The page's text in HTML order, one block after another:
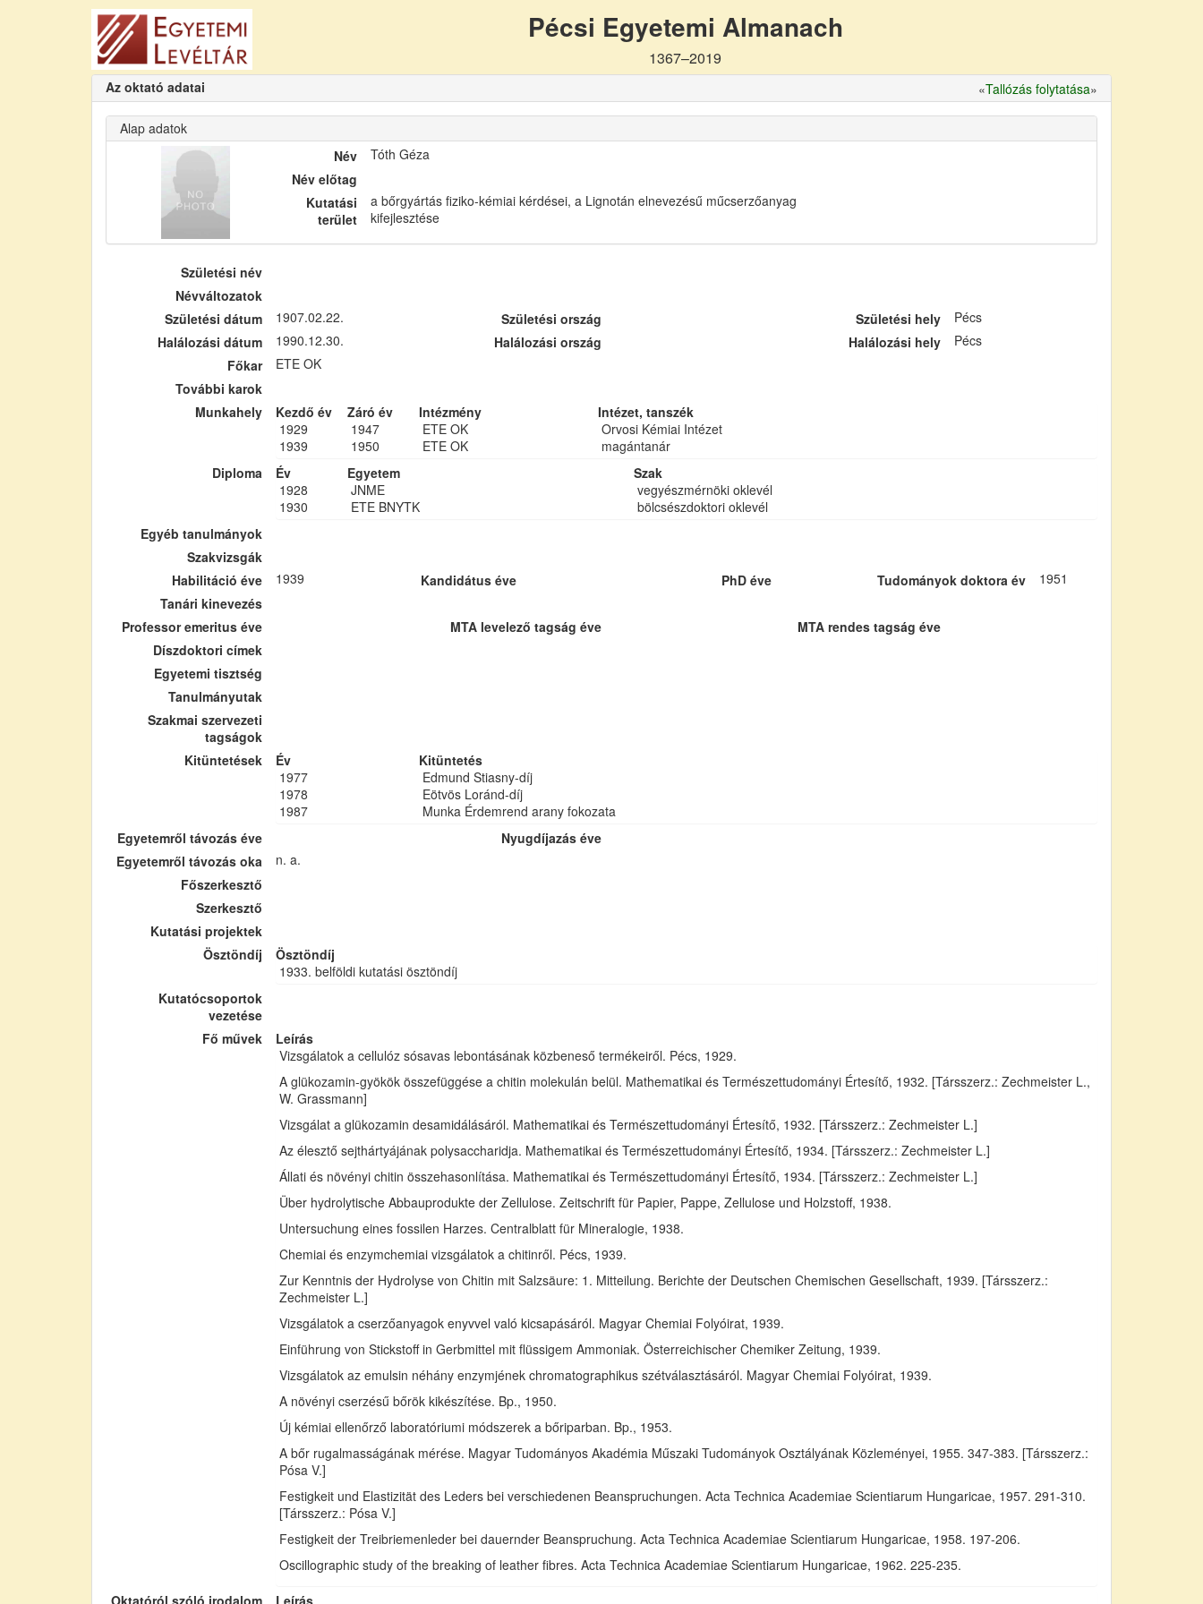
Pécsi Egyetemi Almanach
1367–2019
Az oktató adatai «Tallózás folytatása»
Alap adatok
Név
Tóth Géza
Név előtag
Kutatási
terület
a bőrgyártás fiziko-kémiai kérdései, a Lignotán elnevezésű műcserzőanyag
kifejlesztése
Születési név
Névváltozatok
Születési dátum
1907.02.22. Születési ország Születési hely
Pécs
Halálozási dátum
1990.12.30. Halálozási ország Halálozási hely
Pécs
Főkar
ETE OK
További karok
Munkahely
Kezdő év Záró év Intézmény
Intézet, tanszék
1929
1947 ETE OK
Orvosi Kémiai Intézet
1939
1950 ETE OK
magántanár
Diploma
Év Egyetem
Szak
1928
JNME
vegyészmérnöki oklevél
1930
ETE BNYTK
bölcsészdoktori oklevél
Egyéb tanulmányok
Szakvizsgák
Habilitáció éve
1939 Kandidátus éve PhD éve Tudományok doktora év
1951
Tanári kinevezés
Professor emeritus éve
MTA levelező tagság éve
MTA rendes tagság éve
Díszdoktori címek
Egyetemi tisztség
Tanulmányutak
Szakmai szervezeti
tagságok
Kitüntetések
Év
Kitüntetés
1977
Edmund Stiasny-díj
1978
Eötvös Loránd-díj
1987
Munka Érdemrend arany fokozata
Egyetemről távozás éve
Nyugdíjazás éve
Egyetemről távozás oka
n. a.
Főszerkesztő
Szerkesztő
Kutatási projektek
Ösztöndíj
Ösztöndíj
1933. belföldi kutatási ösztöndíj
Kutatócsoportok
vezetése
Fő művek
Leírás
Vizsgálatok a cellulóz sósavas lebontásának közbeneső termékeiről. Pécs, 1929.
A glükozamin-gyökök összefüggése a chitin molekulán belül. Mathematikai és Természettudományi Értesítő, 1932. [Társszerz.: Zechmeister L.,
W. Grassmann]
Vizsgálat a glükozamin desamidálásáról. Mathematikai és Természettudományi Értesítő, 1932. [Társszerz.: Zechmeister L.]
Az élesztő sejthártyájának polysaccharidja. Mathematikai és Természettudományi Értesítő, 1934. [Társszerz.: Zechmeister L.]
Állati és növényi chitin összehasonlítása. Mathematikai és Természettudományi Értesítő, 1934. [Társszerz.: Zechmeister L.]
Über hydrolytische Abbauprodukte der Zellulose. Zeitschrift für Papier, Pappe, Zellulose und Holzstoff, 1938.
Untersuchung eines fossilen Harzes. Centralblatt für Mineralogie, 1938.
Chemiai és enzymchemiai vizsgálatok a chitinről. Pécs, 1939.
Zur Kenntnis der Hydrolyse von Chitin mit Salzsäure: 1. Mitteilung. Berichte der Deutschen Chemischen Gesellschaft, 1939. [Társszerz.:
Zechmeister L.]
Vizsgálatok a cserzőanyagok enyvvel való kicsapásáról. Magyar Chemiai Folyóirat, 1939.
Einführung von Stickstoff in Gerbmittel mit flüssigem Ammoniak. Österreichischer Chemiker Zeitung, 1939.
Vizsgálatok az emulsin néhány enzymjének chromatographikus szétválasztásáról. Magyar Chemiai Folyóirat, 1939.
A növényi cserzésű bőrök kikészítése. Bp., 1950.
Új kémiai ellenőrző laboratóriumi módszerek a bőriparban. Bp., 1953.
A bőr rugalmasságának mérése. Magyar Tudományos Akadémia Műszaki Tudományok Osztályának Közleményei, 1955. 347-383. [Társszerz.:
Pósa V.]
Festigkeit und Elastizität des Leders bei verschiedenen Beanspruchungen. Acta Technica Academiae Scientiarum Hungaricae, 1957. 291-310.
[Társszerz.: Pósa V.]
Festigkeit der Treibriemenleder bei dauernder Beanspruchung. Acta Technica Academiae Scientiarum Hungaricae, 1958. 197-206.
Oscillographic study of the breaking of leather fibres. Acta Technica Academiae Scientiarum Hungaricae, 1962. 225-235.